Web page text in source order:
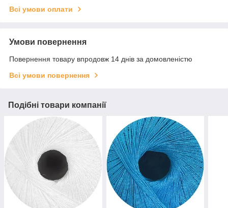
Всі умови оплати
Умови повернення
Повернення товару впродовж 14 днів за домовленістю
Всі умови повернення
Подібні товари компанії